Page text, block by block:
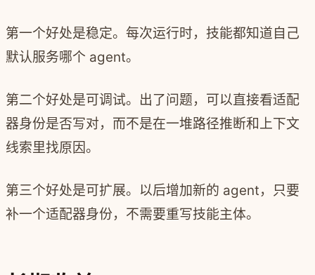
第一个好处是稳定。每次运行时，技能都知道自己
默认服务哪个 agent。
第二个好处是可调试。出了问题，可以直接看适配
器身份是否写对，而不是在一堆路径推断和上下文
线索里找原因。
第三个好处是可扩展。以后增加新的 agent，只要
补一个适配器身份，不需要重写技能主体。